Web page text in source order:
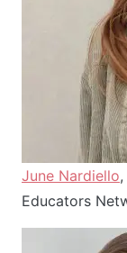
June Nardiello
Educators